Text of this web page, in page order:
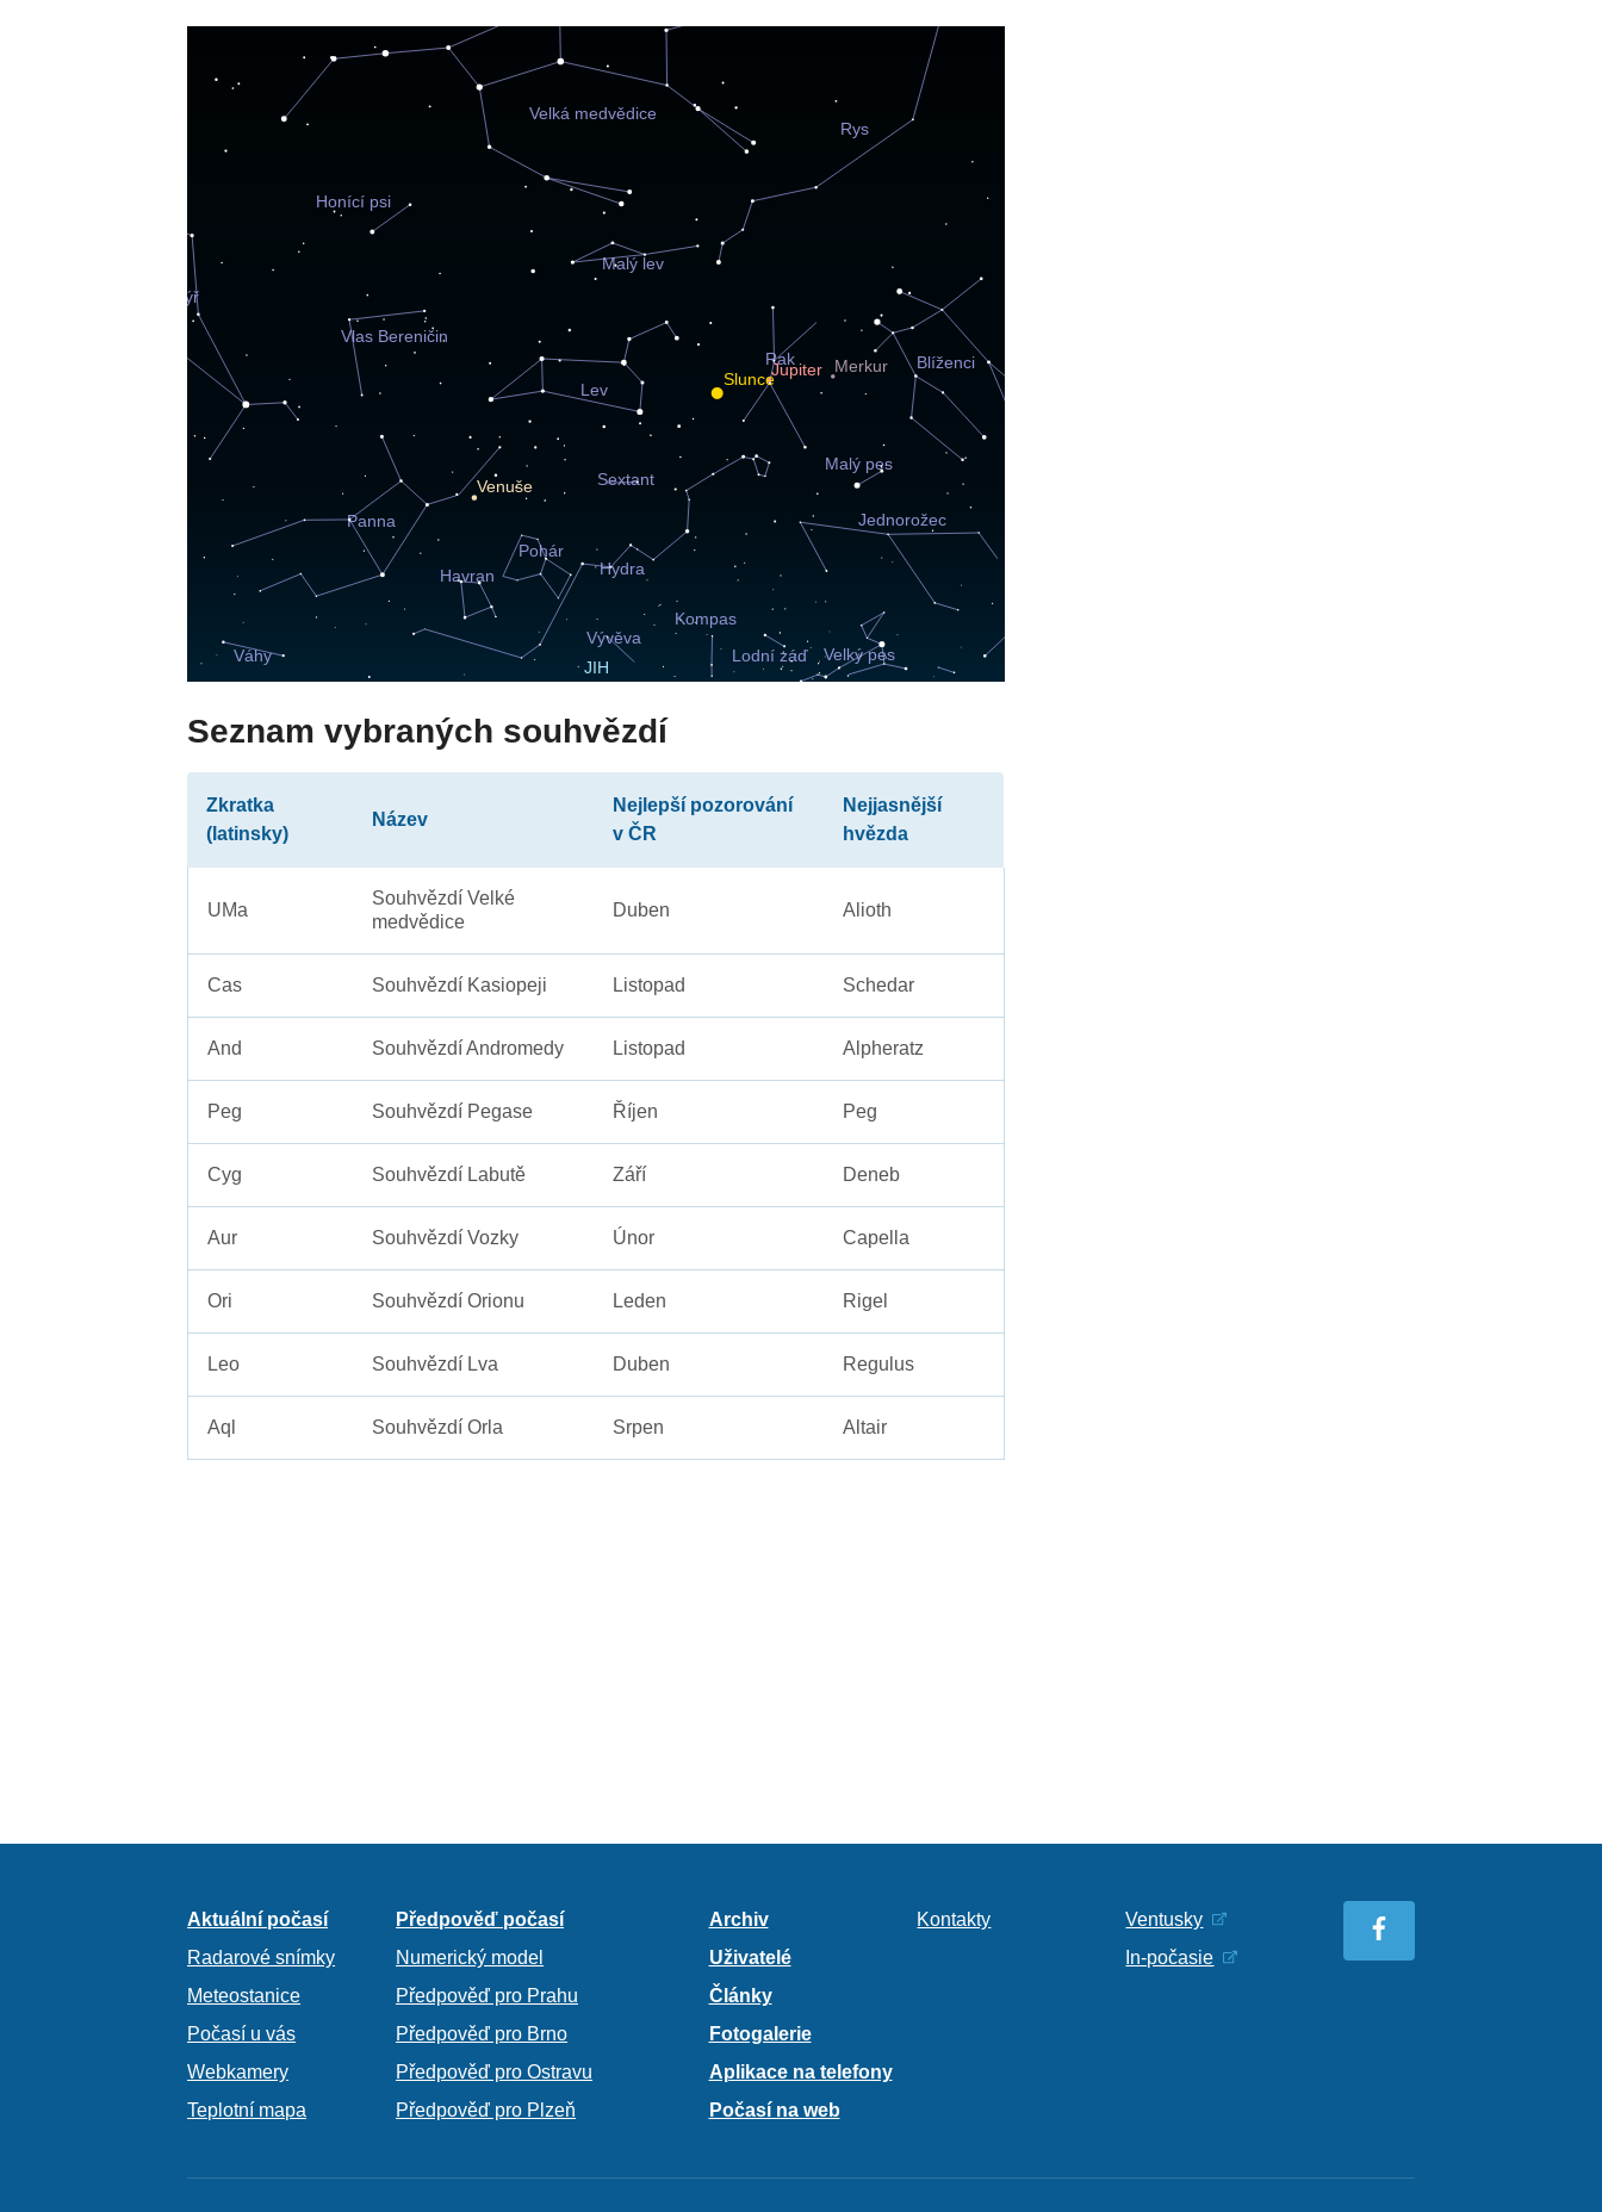
Seznam vybraných souhvězdí
Zkratka
(latinsky)
Název
Nejlepší pozorování
v ČR
Nejjasnější
hvězda
UMa
Souhvězdí Velké
medvědice
Duben Alioth
Cas Souhvězdí Kasiopeji Listopad Schedar
And Souhvězdí Andromedy Listopad Alpheratz
Peg Souhvězdí Pegase Říjen Peg
Cyg Souhvězdí Labutě Září Deneb
Aur Souhvězdí Vozky Únor Capella
Ori Souhvězdí Orionu Leden Rigel
Leo Souhvězdí Lva Duben Regulus
Aql Souhvězdí Orla Srpen Altair
Aktuální počasí
Radarové snímky
Meteostanice
Počasí u vás
Webkamery
Teplotní mapa
Předpověď počasí
Numerický model
Předpověď pro Prahu
Předpověď pro Brno
Předpověď pro Ostravu
Předpověď pro Plzeň
Archiv
Uživatelé
Články
Fotogalerie
Aplikace na telefony
Počasí na web
Kontakty
Ventusky
In-počasie